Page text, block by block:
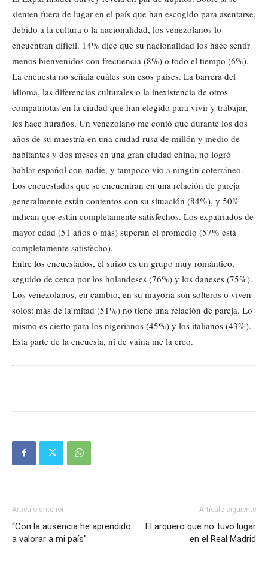
sienten fuera de lugar en el país que han escogido para asentarse,
debido a la cultura o la nacionalidad, los venezolanos lo
encuentran difícil. 14% dice que su nacionalidad los hace sentir
menos bienvenidos con frecuencia (8%) o todo el tiempo (6%).
La encuesta no señala cuáles son esos países. La barrera del
idioma, las diferencias culturales o la inexistencia de otros
compatriotas en la ciudad que han elegido para vivir y trabajar,
les hace huraños. Un venezolano me contó que durante los dos
años de su maestría en una ciudad rusa de millón y medio de
habitantes y dos meses en una gran ciudad china, no logró
hablar español con nadie, y tampoco vio a ningún coterráneo.
Los encuestados que se encuentran en una relación de pareja
generalmente están contentos con su situación (84%), y 50%
indican que están completamente satisfechos. Los expatriados de
mayor edad (51 años o más) superan el promedio (57% está
completamente satisfecho).
Entre los encuestados, el suizo es un grupo muy romántico,
seguido de cerca por los holandeses (76%) y los daneses (75%).
Los venezolanos, en cambio, en su mayoría son solteros o viven
solos: más de la mitad (51%) no tiene una relación de pareja. Lo
mismo es cierto para los nigerianos (45%) y los italianos (43%).
Esta parte de la encuesta, ni de vaina me la creo.
Artículo anterior
“Con la ausencia he aprendido
a valorar a mi país”
Artículo siguiente
El arquero que no tuvo lugar
en el Real Madrid